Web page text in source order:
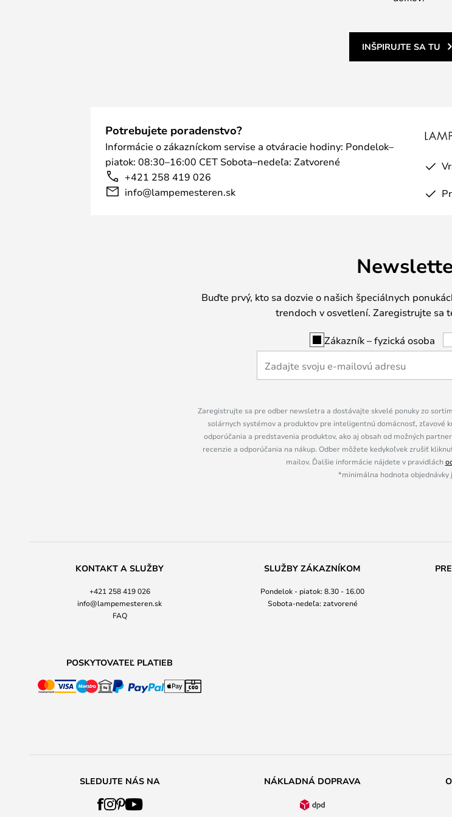
INŠPIRUJTE SA TU
Potrebujete poradenstvo?
Informácie o zákazníckom servise a otváracie hodiny: Pondelok–
piatok: 08:30–16:00 CET Sobota–nedeľa: Zatvorené
+421 258 419 026
info@lampemesteren.sk
Buďte prvý, kto sa dozvie o našich špeciálnych
trendoch v osvetlení. Zaregistrujte sa
Zákazník – fyzická osoba
Zaregistrujte sa pre odber newsletra a dostávajte skvelé ponuky zo
solárnych systémov a produktov pre inteligentnú domácnosť, zľavové
odporúčania a predstavenia produktov, ako aj obsah od možných
recenzie a odporúčania na nákup. Odber môžete kedykoľvek zrušiť
mailov. Ďalšie informácie nájdete v pravidlách
*minimálna hodnota objednávky
KONTAKT A SLUŽBY
+421 258 419 026
info@lampemesteren.sk
FAQ
SLUŽBY ZÁKAZNÍKOM
Pondelok - piatok: 8.30 - 16.00
Sobota-nedeľa: zatvorené
POSKYTOVATEĽ PLATIEB
SLEDUJTE NÁS NA NÁKLADNÁ DOPRAVA